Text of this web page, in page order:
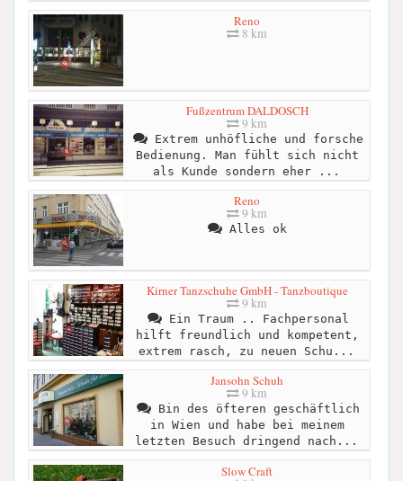
Reno
8 km
Fußzentrum DALDOSCH
9 km
Extrem unhöfliche und forsche
Bedienung. Man fühlt sich nicht
als Kunde sondern eher ...
Reno
9 km
Alles ok
Kirner Tanzschuhe GmbH - Tanzboutique
9 km
Ein Traum .. Fachpersonal
hilft freundlich und kompetent,
extrem rasch, zu neuen Schu...
Jansohn Schuh
9 km
Bin des öfteren geschäftlich
in Wien und habe bei meinem
letzten Besuch dringend nach...
Slow Craft